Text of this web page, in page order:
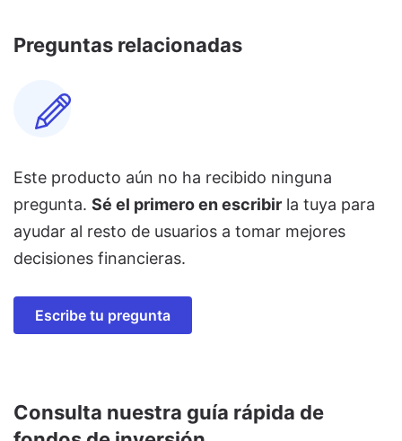
Preguntas relacionadas
Este producto aún no ha recibido ninguna
pregunta. Sé el primero en escribir la tuya para
ayudar al resto de usuarios a tomar mejores
decisiones financieras.
Escribe tu pregunta
Consulta nuestra guía rápida de